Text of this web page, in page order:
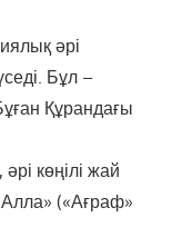
әрі
Бұл –
Құрандағы
көңілі жай
(«Ағраф»